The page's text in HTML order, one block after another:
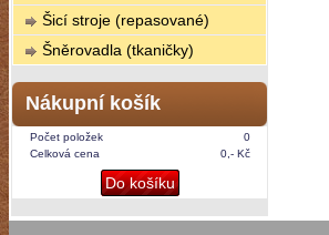
Šicí stroje (repasované)
Šněrovadla (tkaničky)
Nákupní košík
Počet položek
0
Celková cena
0,- Kč
Do košíku